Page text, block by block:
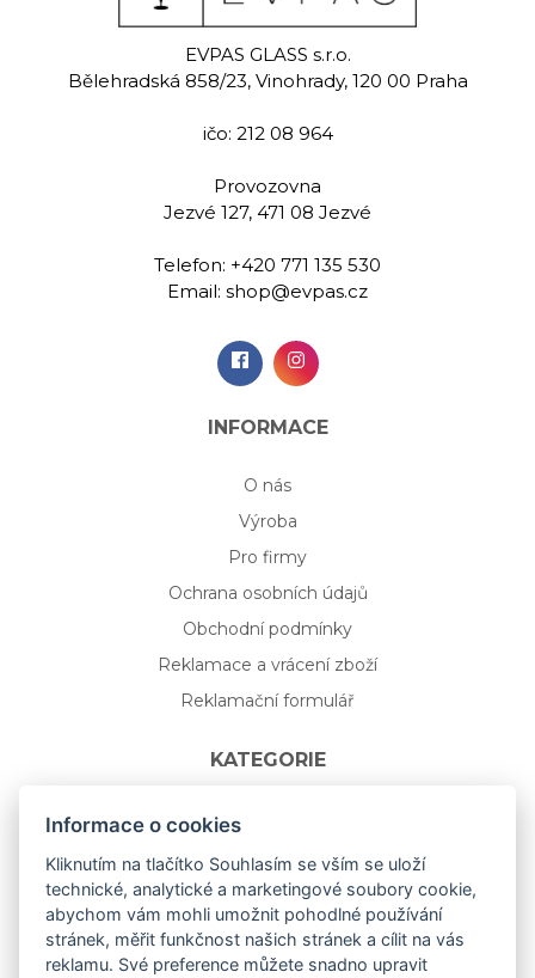
Pine
Ručně rytá sklenice na
lihoviny 60 ml
Přidat do
EVPAS GLASS s.r.o.
Bělehradská 858/23, Vinohrady, 120 00 Praha
ičo: 212 08 964
Provozovna
Jezvé 127, 471 08 Jezvé
Telefon: +420 771 135 530
Email: shop@evpas.cz
INFORMACE
O nás
Výroba
Pro firmy
Ochrana osobních údajů
Obchodní podmínky
Reklamace a vrácení zboží
Reklamační formulář
KATEGORIE
Nápojové sklo
Bydlení
Dárkový poukaz na míru
Mystery box
Kolekce
Informace o cookies
Kliknutím na tlačítko Souhlasím se vším se uloží
technické, analytické a marketingové soubory cookie,
abychom vám mohli umožnit pohodlné používání
stránek, měřit funkčnost našich stránek a cílit na vás
reklamu. Své preference můžete snadno upravit